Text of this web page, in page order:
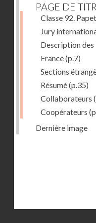
PAGE DE
Classe 92.
Jury
Description des
France(p.7)
Sections
Résumé(p.35)
Collaborateurs
Coopérateurs
Dernière image